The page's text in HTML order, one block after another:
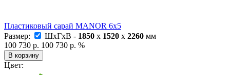
Пластиковый сарай MANOR 6x5
Размер:
ШxГxВ - 1850 x 1520 x 2260 мм
100 730 р. 100 730 р. %
В корзину
Цвет: